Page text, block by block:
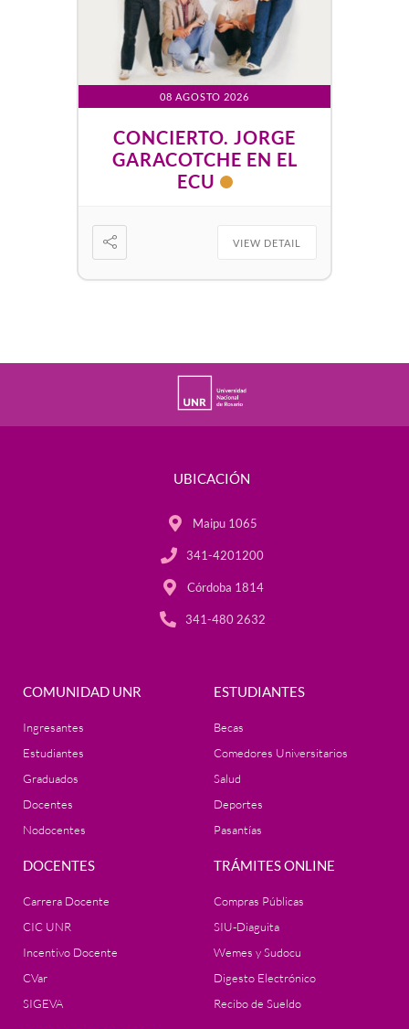
08 AGOSTO 2026
CONCIERTO. JORGE
GARACOTCHE EN EL
ECU
VIEW DETAIL
UBICACIÓN
Maipu 1065
341-4201200
Córdoba 1814
341-480 2632
COMUNIDAD UNR
Ingresantes
Estudiantes
Graduados
Docentes
Nodocentes
ESTUDIANTES
Becas
Comedores Universitarios
Salud
Deportes
Pasantías
DOCENTES
Carrera Docente
CIC UNR
Incentivo Docente
CVar
SIGEVA
TRÁMITES ONLINE
Compras Públicas
SIU-Diaguita
Wemes y Sudocu
Digesto Electrónico
Recibo de Sueldo